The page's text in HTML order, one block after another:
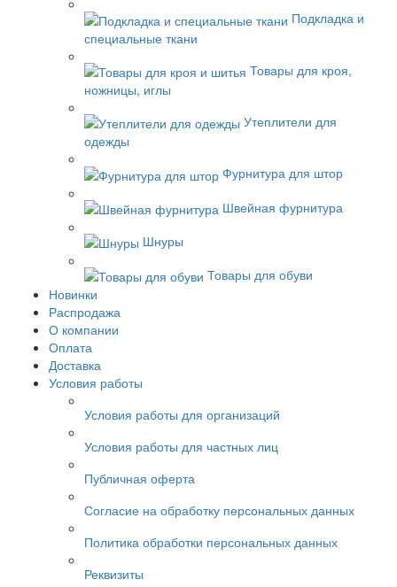
Подкладка и
специальные ткани
Товары для кроя,
ножницы, иглы
Утеплители для
одежды
Фурнитура для штор
Швейная фурнитура
Шнуры
Товары для обуви
Новинки
Распродажа
О компании
Оплата
Доставка
Условия работы
Условия работы для организаций
Условия работы для частных лиц
Публичная оферта
Согласие на обработку персональных данных
Политика обработки персональных данных
Реквизиты